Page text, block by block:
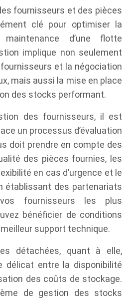
fournisseurs et des pièces
clé pour optimiser la
d’une flotte
implique non seulement
et la négociation
mais aussi la mise en place
des stocks performant.
des fournisseurs, il est
un processus d’évaluation
doit prendre en compte des
des pièces fournies, les
en cas d’urgence et le
établissant des partenariats
fournisseurs les plus
bénéficier de conditions
support technique.
détachées, quant à elle,
délicat entre la disponibilité
des coûts de stockage.
de gestion des stocks